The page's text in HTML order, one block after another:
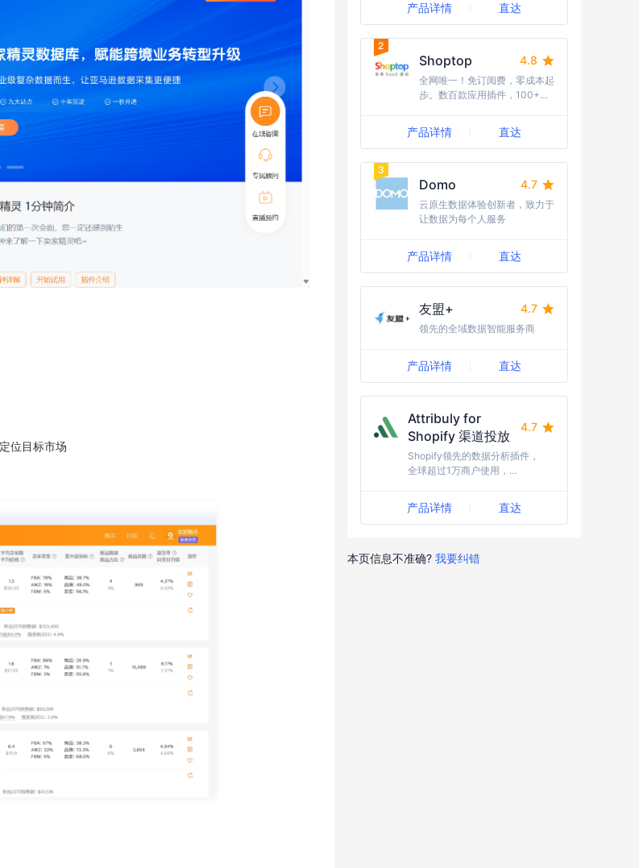
位目标市场
产品详情 直达
Shoptop 4.8
全网唯一！免订阅费，零成本起
步。数百款应用插件，100+行
首选。15年海外全媒体广告经
验，流量资源丰富，引流成本
低；随时随地需求响应，国内卖
产品详情 直达
Domo 4.7
云原生数据体验创新者，致力于
让数据为每个人服务
产品详情 直达
友盟+ 4.7
领先的全域数据智能服务商
产品详情 直达
Attribuly for
Shopify 渠道投放
4.7
Shopify领先的数据分析插件，
全球超过1万商户使用，
产品详情 直达
本页信息不准确? 我要纠错